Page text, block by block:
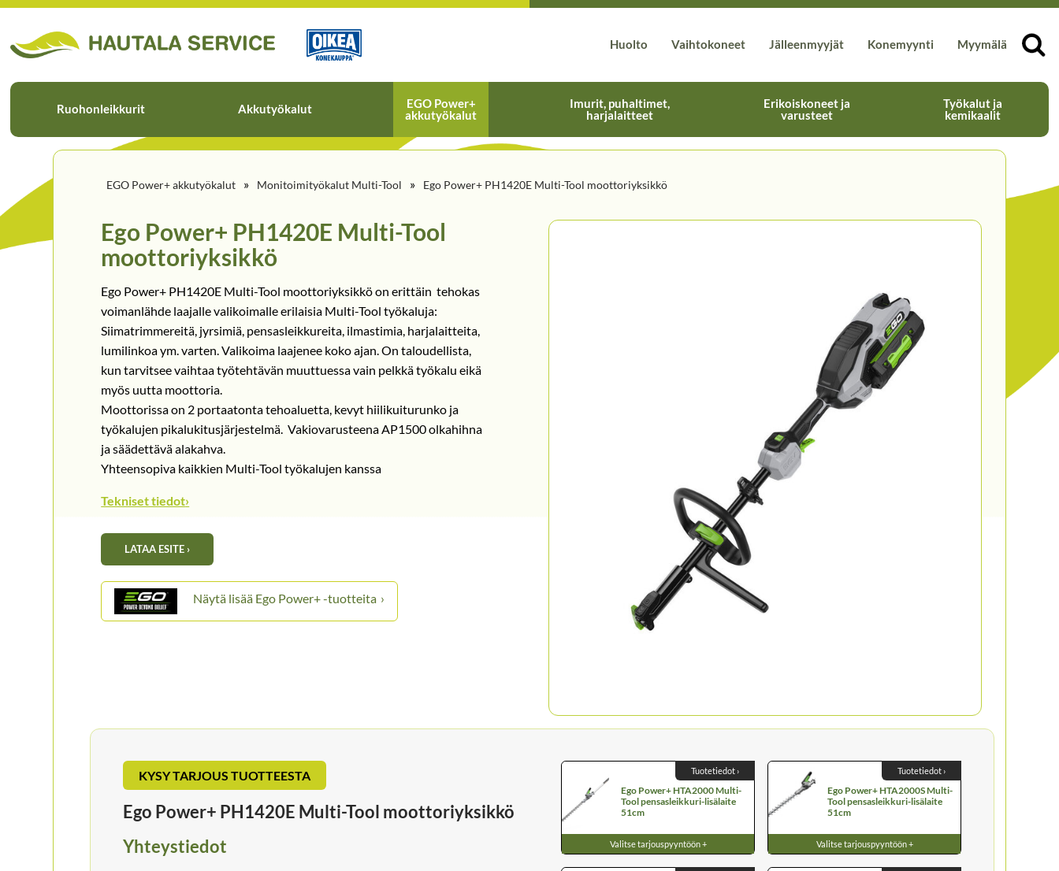
Huolto Vaihtokoneet Jälleenmyyjät Konemyynti Myymälä
Ruohonleikkurit Akkutyökalut
EGO Power+
akkutyökalut
Imurit, puhaltimet,
harjalaitteet
Erikoiskoneet ja
varusteet
Työkalut ja
kemikaalit
EGO Power+ akkutyökalut » Monitoimityökalut Multi-Tool » Ego Power+ PH1420E Multi-Tool moottoriyksikkö
Ego Power+ PH1420E Multi-Tool
moottoriyksikkö
Ego Power+ PH1420E Multi-Tool moottoriyksikkö on erittäin tehokas
voimanlähde laajalle valikoimalle erilaisia Multi-Tool työkaluja:
Siimatrimmereitä, jyrsimiä, pensasleikkureita, ilmastimia, harjalaitteita,
lumilinkoa ym. varten. Valikoima laajenee koko ajan. On taloudellista,
kun tarvitsee vaihtaa työtehtävän muuttuessa vain pelkkä työkalu eikä
myös uutta moottoria.
Moottorissa on 2 portaatonta tehoaluetta, kevyt hiilikuiturunko ja
työkalujen pikalukitusjärjestelmä. Vakiovarusteena AP1500 olkahihna
ja säädettävä alakahva.
Yhteensopiva kaikkien Multi-Tool työkalujen kanssa
Tekniset tiedot›
LATAA ESITE ›
Ego Power+ -tuotteita
KYSY TARJOUS TUOTTEESTA
Ego Power+ PH1420E Multi-Tool moottoriyksikkö
Yhteystiedot
Ego Power+ HTA2000 Multi-
Tool pensasleikkuri-lisälaite
51cm
Valitse tarjouspyyntöön +
Tuotetiedot ›
Ego Power+ HTA2000S Multi-
Tool pensasleikkuri-lisälaite
51cm
Valitse tarjouspyyntöön +
Tuotetiedot ›